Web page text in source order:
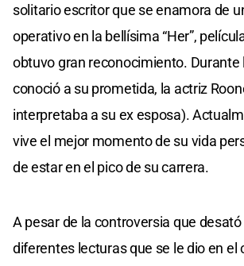
solitario escritor que se enamora de
operativo en la bellísima “Her”,
obtuvo gran reconocimiento. Durante
conoció a su prometida, la actriz
interpretaba a su ex esposa).
vive el mejor momento de su vida
de estar en el pico de su carrera.
A pesar de la controversia que desató
diferentes lecturas que se le dio en el